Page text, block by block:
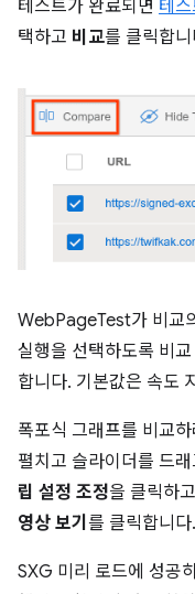
테스트가 완료되면 테
택하고 비교를 클릭합니
WebPageTest가 비교
실행을 선택하도록 비교
합니다. 기본값은 속도
폭포식 그래프를 비교하
펼치고 슬라이더를 드
립 설정 조정을 클릭하
영상 보기 를 클릭합니다.
SXG 미리 로드에 성공